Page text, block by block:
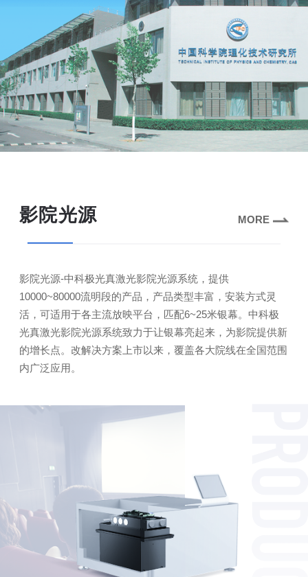
影院光源 MORE
影院光源-中科极光真激光影院光源系统，提供
10000~80000流明段的产品，产品类型丰富，安装方式灵
活，可适用于各主流放映平台，匹配6~25米银幕。中科极
光真激光影院光源系统致力于让银幕亮起来，为影院提供新
的增长点。改解决方案上市以来，覆盖各大院线在全国范围
内广泛应用。